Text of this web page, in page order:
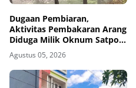
Dugaan Pembiaran,
Aktivitas Pembakaran Arang
Diduga Milik Oknum Satpol
PP Kembali Beroperasi
Agustus 05, 2026